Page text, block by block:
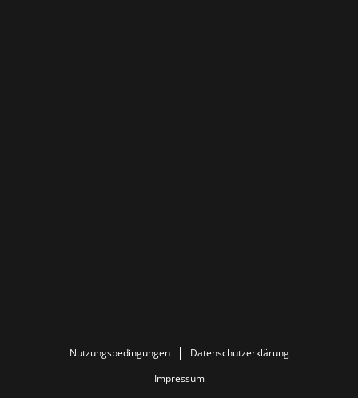
Nutzungsbedingungen
Datenschutzerklärung
Impressum